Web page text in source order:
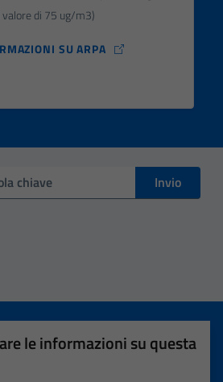
di 75 ug/m3)
SU ARPA
Invio
le informazioni su questa